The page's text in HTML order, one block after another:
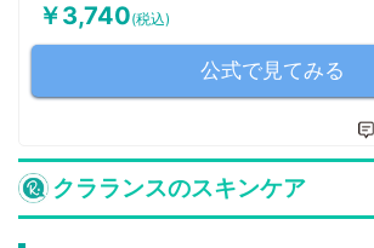
￥3,740(税込)
公式で見てみる
クラランスのスキンケア